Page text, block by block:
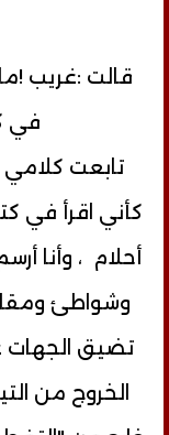
قالت :غريب !ما
في
تابعت كلامي
كأني اقرأ في
أحلام ، وأنا
وشواطئ
تضيق الجهات
الخروج من